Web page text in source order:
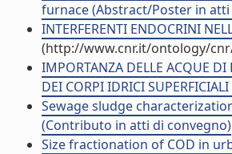
furnace (Abstract/Poster in
INTERFERENTI ENDOCRINI
(http://www.cnr.it/ontology/
IMPORTANZA DELLE ACQUE
DEI CORPI IDRICI
Sewage sludge
(Contributo in atti di convegno)
Size fractionation of COD in